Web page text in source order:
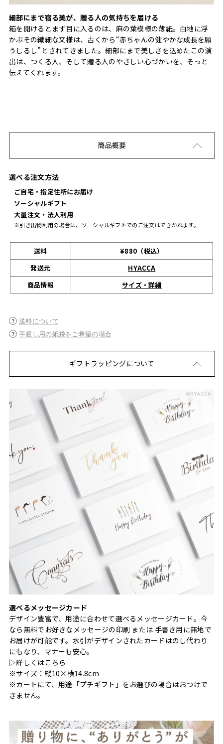
細部にまで宿る美が、贈る人の気持ちを届ける
箱を開けるとまず目に入るのは、麻の葉模様の薄紙。白地に浮
かぶその繊細な文様は、古くから“赤ちゃんの健やかな成長を願
うしるし”とされてきました。細部にまで美しさを込めたこの演
出は、つくる人、そして贈る人のやさしい心づかいを、そっと
伝えてくれます。
商品概要
選べる注文方法
ご自宅・指定住所にお届け
ソーシャルギフト
大量注文・法人利用
※引き出物利用の場合は、ソーシャルギフトでのご注文はできかねます。
送料
¥880（税込）
発送元
HYACCA
商品情報
サイズ・詳細
送料について
手渡し用の紙袋をご希望の場合
ギフトラッピングについて
選べるメッセージカード
デザイン豊富で、用途に合わせて選べるメッセージカード。今
なら無料でお好きなメッセージの印刷 または 手書き用に無地で
お届けが可能です。水引がデザインされたカードはのし代わり
にもなり、マナーも安心。
▷詳しくはこちら
※サイズ：縦10×横14.8cm
※カートにて、用途「プチギフト」をお選びの場合はおつけで
きません。